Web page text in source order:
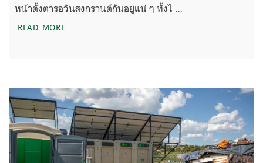
หน้าตั้งตารอวันสงกรานต์กันอยู่แน่ ๆ ทั้งไ …
READ MOREเคล็ดไม่ลับ ฉบับคนอยากรัก(ษ์) : 5 วิธี สาดน้ำวันสงก